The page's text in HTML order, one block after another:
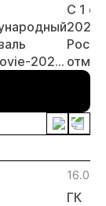
2026
С 1
2026
МСБ
ГК